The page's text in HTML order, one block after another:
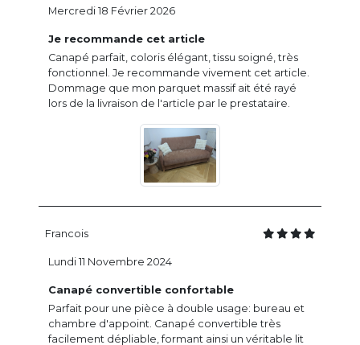
Je recommande cet article
Canapé parfait, coloris élégant, tissu soigné, très
fonctionnel. Je recommande vivement cet article.
Dommage que mon parquet massif ait été rayé
lors de la livraison de l'article par le prestataire.
Mercredi 18 Février 2026
Francois
Canapé convertible confortable
Parfait pour une pièce à double usage: bureau et
chambre d'appoint. Canapé convertible très
facilement dépliable, formant ainsi un véritable lit
Lundi 11 Novembre 2024